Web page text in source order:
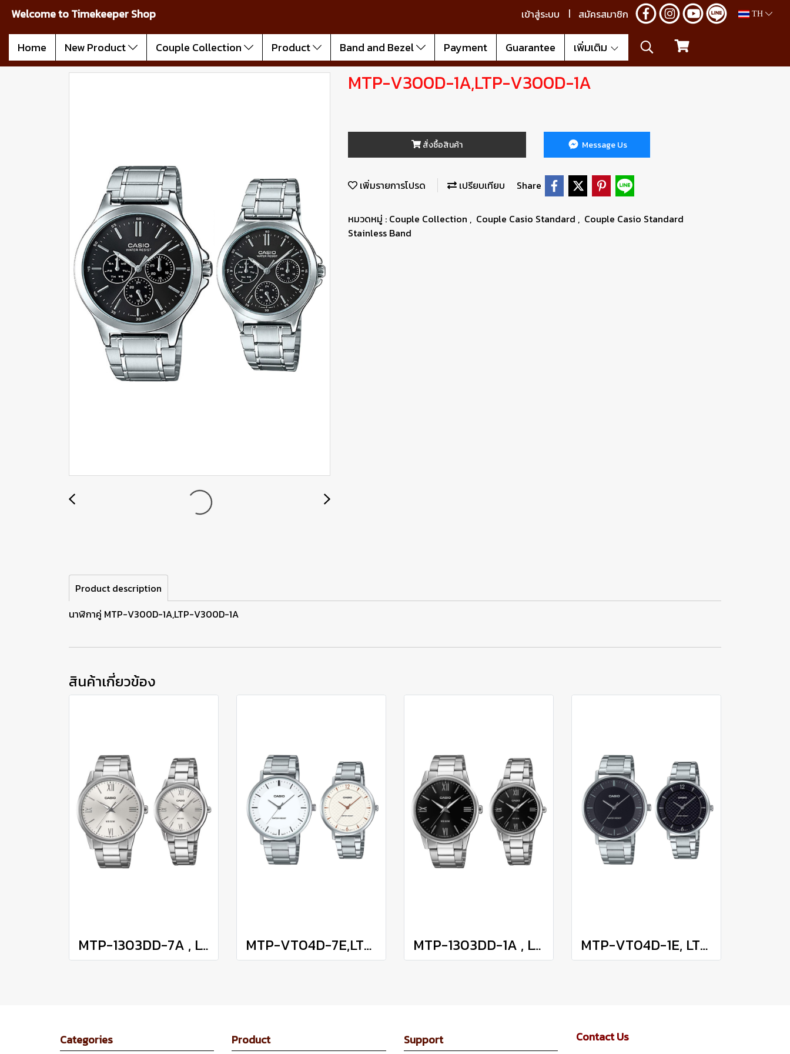
Welcome to Timekeeper Shop เข้าสู่ระบบ สมัครสมาชิก TH
Home New Product Couple Collection Product Band and Bezel Payment Guarantee เพิ่มเติม
MTP-V300D-1A,LTP-V300D-1A
สั่งซื้อสินค้า Message Us
เพิ่มรายการโปรด เปรียบเทียบ Share
หมวดหมู่ : Couple Collection , Couple Casio Standard , Couple Casio Standard
Stainless Band
Product description
นาฬิกาคู่ MTP-V300D-1A,LTP-V300D-1A
สินค้าเกี่ยวข้อง
MTP-1303DD-7A , LTP-1303DD-7A MTP-VT04D-7E,LTP-VT04D-7A MTP-1303DD-1A , LTP-1303DD-1A MTP-VT04D-1E, LTP-VT04D-1A
Categories Product Support Contact Us